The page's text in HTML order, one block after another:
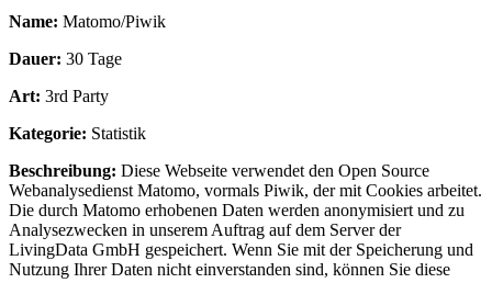
Name: Matomo/Piwik
Dauer: 30 Tage
Art: 3rd Party
Kategorie: Statistik
Beschreibung: Diese Webseite verwendet den Open Source
Webanalysedienst Matomo, vormals Piwik, der mit Cookies arbeitet.
Die durch Matomo erhobenen Daten werden anonymisiert und zu
Analysezwecken in unserem Auftrag auf dem Server der
LivingData GmbH gespeichert. Wenn Sie mit der Speicherung und
Nutzung Ihrer Daten nicht einverstanden sind, können Sie diese